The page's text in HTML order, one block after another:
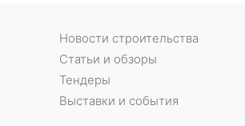
Новости строительства
Статьи и обзоры
Тендеры
Выставки и события